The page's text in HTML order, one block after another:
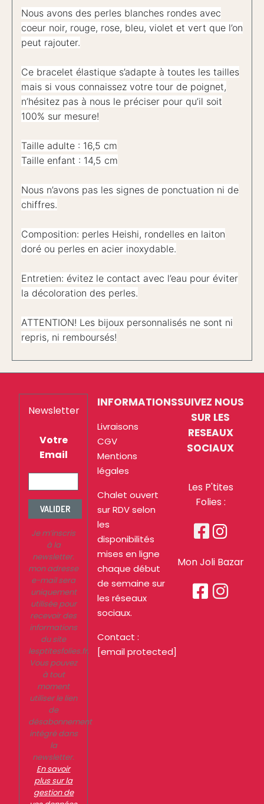
Nous avons des perles blanches rondes avec
coeur noir, rouge, rose, bleu, violet et vert que l’on
peut rajouter.
Ce bracelet élastique s’adapte à toutes les tailles
mais si vous connaissez votre tour de poignet,
n’hésitez pas à nous le préciser pour qu’il soit
100% sur mesure!
Taille adulte : 16,5 cm
Taille enfant : 14,5 cm
Nous n’avons pas les signes de ponctuation ni de
chiffres.
Composition: perles Heishi, rondelles en laiton
doré ou perles en acier inoxydable.
Entretien: évitez le contact avec l’eau pour éviter
la décoloration des perles.
ATTENTION! Les bijoux personnalisés ne sont ni
repris, ni remboursés!
Newsletter
Votre
Email
VALIDER
Je m’inscris
à la
newsletter.
mon adresse
e-mail sera
uniquement
utilisée pour
recevoir des
informations
du site
lesptitesfolies.fr.
Vous pouvez
à tout
moment
utiliser le lien
de
désabonnement
intégré dans
la
newsletter.
En savoir
plus sur la
gestion de
INFORMATIONS
Livraisons
CGV
Mentions
légales
Chalet ouvert
sur RDV selon
les
disponibilités
mises en ligne
chaque début
de semaine sur
les réseaux
sociaux.
Contact :
[email protected]
SUIVEZ NOUS
SUR LES
RESEAUX
SOCIAUX
Les P'tites
Folies :
 
Mon Joli Bazar
 